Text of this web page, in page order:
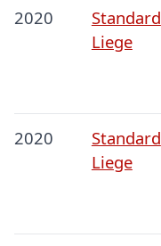
2020
Standard
Liege
2020
Standard
Liege